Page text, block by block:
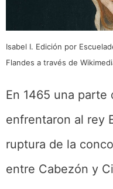
Isabel I. Edición por
Flandes a través de
En 1465 una parte
enfrentaron al rey
ruptura de la
entre Cabezón y